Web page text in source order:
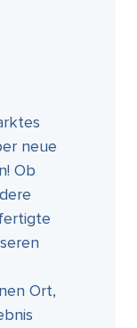
neue
Ob
Ort,